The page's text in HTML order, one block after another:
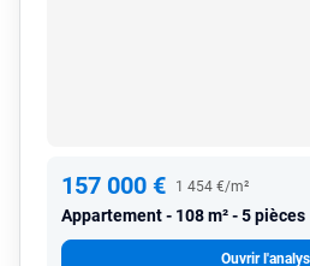
157 000 € 1 454 €/m²
Appartement 108 m² - 5 pièces
Ouvrir